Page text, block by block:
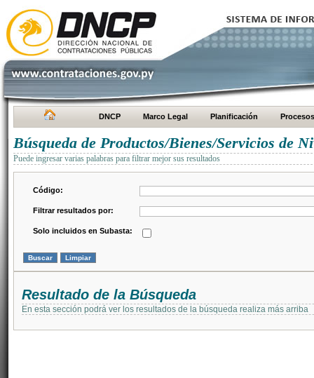
DNCP Marco Legal Planificación Procesos
Búsqueda de Productos/Bienes/Servicios de
Puede ingresar varias palabras para filtrar mejor sus resultados
Código:
Filtrar resultados por:
Solo incluidos en Subasta:
Resultado de la Búsqueda
En esta sección podrá ver los resultados de la búsqueda realiza más arriba